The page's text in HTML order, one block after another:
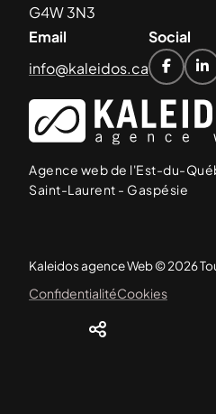
G4W 3N3
Email
info@kaleidos.ca
Social
 
Agence web de l'Est-du-
Saint-Laurent - Gaspésie
Kaleidos agence Web © 2026
ConfidentialitéCookies
